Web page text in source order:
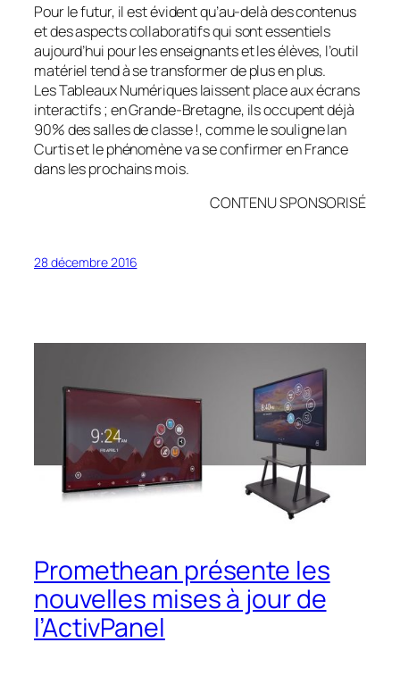
Pour le futur, il est évident qu’au-delà des contenus
et des aspects collaboratifs qui sont essentiels
aujourd’hui pour les enseignants et les élèves, l’outil
matériel tend à se transformer de plus en plus.
Les Tableaux Numériques laissent place aux écrans
interactifs ; en Grande-Bretagne, ils occupent déjà
90% des salles de classe !, comme le souligne Ian
Curtis et le phénomène va se confirmer en France
dans les prochains mois.
CONTENU SPONSORISÉ
28 décembre 2016
Promethean présente les
nouvelles mises à jour de
l’ActivPanel